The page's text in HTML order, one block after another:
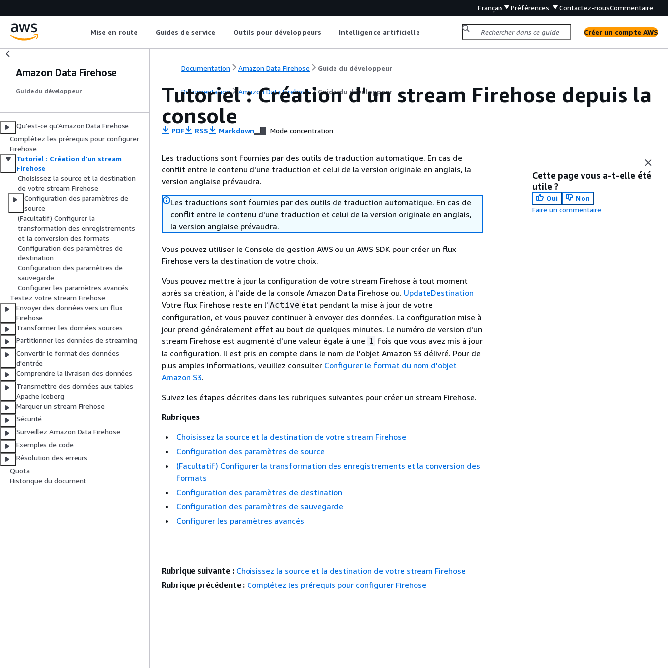
Français Préférences Contactez-nousCommentaire
Mise en route Guides de service Outils pour développeurs Intelligence artificielle Créer un compte AWS
Amazon Data Firehose
Guide du développeur
Qu'est-ce qu'Amazon Data Firehose
Complétez les prérequis pour configurer
Firehose
Tutoriel : Création d'un stream
Firehose
Choisissez la source et la destination
de votre stream Firehose
Configuration des paramètres de
source
(Facultatif) Configurer la
transformation des enregistrements
et la conversion des formats
Configuration des paramètres de
destination
Configuration des paramètres de
sauvegarde
Configurer les paramètres avancés
Testez votre stream Firehose
Envoyer des données vers un flux
Firehose
Transformer les données sources
Partitionner les données de streaming
Convertir le format des données
d'entrée
Comprendre la livraison des données
Transmettre des données aux tables
Apache Iceberg
Marquer un stream Firehose
Sécurité
Surveillez Amazon Data Firehose
Exemples de code
Résolution des erreurs
Quota
Historique du document
Documentation Amazon Data Firehose Guide du développeur
Documentation Amazon Data Firehose Guide du développeur
Tutoriel : Création d'un stream Firehose depuis la
console
PDF RSS Markdown Mode concentration
Les traductions sont fournies par des outils de traduction automatique. En cas de
conflit entre le contenu d'une traduction et celui de la version originale en anglais, la
version anglaise prévaudra.
Les traductions sont fournies par des outils de traduction automatique. En cas de
conflit entre le contenu d'une traduction et celui de la version originale en anglais,
la version anglaise prévaudra.
Vous pouvez utiliser le Console de gestion AWS ou un AWS SDK pour créer un flux
Firehose vers la destination de votre choix.
Vous pouvez mettre à jour la configuration de votre stream Firehose à tout moment
après sa création, à l'aide de la console Amazon Data Firehose ou. UpdateDestination
Votre flux Firehose reste en l' Active état pendant la mise à jour de votre
configuration, et vous pouvez continuer à envoyer des données. La configuration mise à
jour prend généralement effet au bout de quelques minutes. Le numéro de version d'un
stream Firehose est augmenté d'une valeur égale à une 1 fois que vous avez mis à jour
la configuration. Il est pris en compte dans le nom de l'objet Amazon S3 délivré. Pour de
plus amples informations, veuillez consulter Configurer le format du nom d'objet
Amazon S3.
Suivez les étapes décrites dans les rubriques suivantes pour créer un stream Firehose.
Rubriques
Choisissez la source et la destination de votre stream Firehose
Configuration des paramètres de source
(Facultatif) Configurer la transformation des enregistrements et la conversion des
formats
Configuration des paramètres de destination
Configuration des paramètres de sauvegarde
Configurer les paramètres avancés
Cette page vous a-t-elle été
utile ?
Oui
Non
Faire un commentaire
Rubrique suivante : Choisissez la source et la destination de votre stream Firehose
Rubrique précédente : Complétez les prérequis pour configurer Firehose